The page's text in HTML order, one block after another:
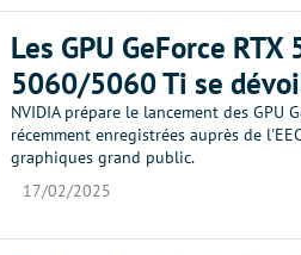
Les GPU GeForce
5060/5060 Ti se
NVIDIA prépare le lancement des GPU
récemment enregistrées auprès de
graphiques grand public.
17/02/2025